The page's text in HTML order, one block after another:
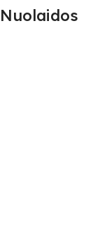
Nuolaidos